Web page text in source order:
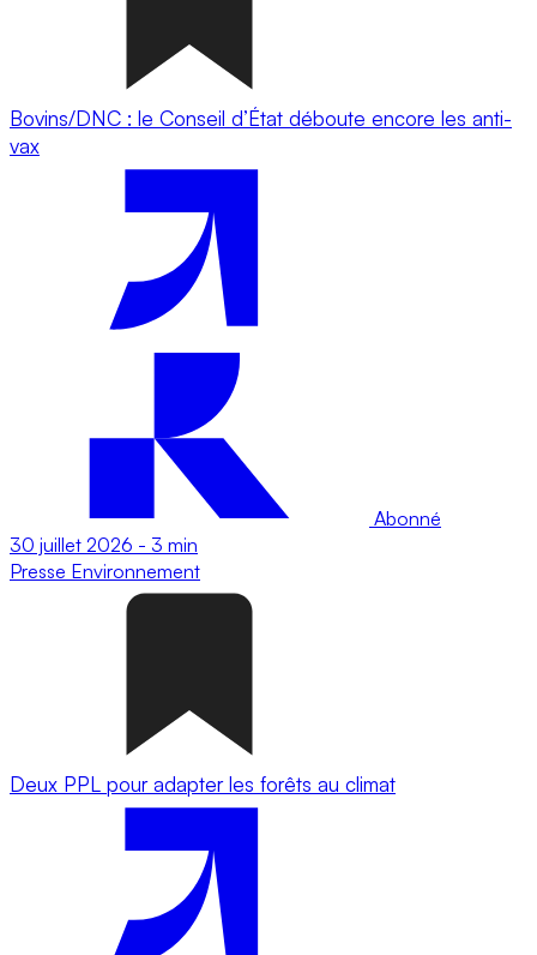
Bovins/DNC : le Conseil d’État déboute encore les anti-
vax
Abonné
30 juillet 2026 - 3 min
Presse Environnement
Deux PPL pour adapter les forêts au climat